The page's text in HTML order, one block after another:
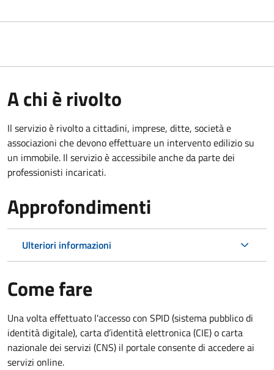
A chi è rivolto
Il servizio è rivolto a cittadini, imprese, ditte, società e
associazioni che devono effettuare un intervento edilizio su
un immobile. Il servizio è accessibile anche da parte dei
professionisti incaricati.
Approfondimenti
Ulteriori informazioni
Come fare
Una volta effettuato l'accesso con SPID (sistema pubblico di
identità digitale), carta d’identità elettronica (CIE) o carta
nazionale dei servizi (CNS) il portale consente di accedere ai
servizi online.